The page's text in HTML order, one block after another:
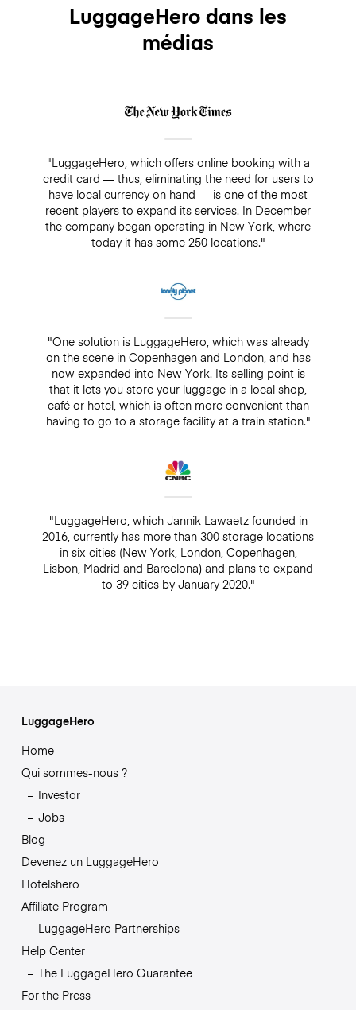
LuggageHero dans les
médias
"LuggageHero, which offers online booking with a
credit card — thus, eliminating the need for users to
have local currency on hand — is one of the most
recent players to expand its services. In December
the company began operating in New York, where
today it has some 250 locations."
"One solution is LuggageHero, which was already
on the scene in Copenhagen and London, and has
now expanded into New York. Its selling point is
that it lets you store your luggage in a local shop,
café or hotel, which is often more convenient than
having to go to a storage facility at a train station."
"LuggageHero, which Jannik Lawaetz founded in
2016, currently has more than 300 storage locations
in six cities (New York, London, Copenhagen,
Lisbon, Madrid and Barcelona) and plans to expand
to 39 cities by January 2020."
LuggageHero
Home
Qui sommes-nous ?
Investor
Jobs
Blog
Devenez un LuggageHero
Hotelshero
Affiliate Program
LuggageHero Partnerships
Help Center
The LuggageHero Guarantee
For the Press